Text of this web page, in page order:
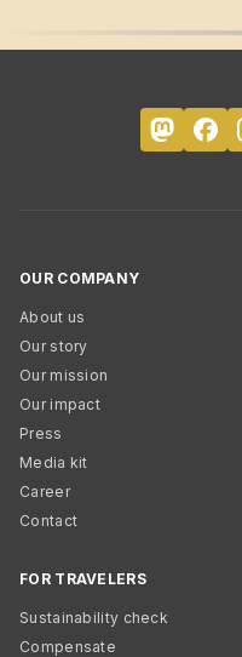
OUR COMPANY
About us
Our story
Our mission
Our impact
Press
Media kit
Career
Contact
FOR TRAVELERS
Sustainability check
Compensate